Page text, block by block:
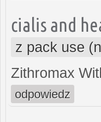
cialis and
z pack use
Zithromax
odpowiedz